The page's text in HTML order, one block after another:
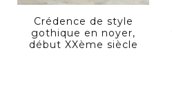
Crédence de style
gothique en noyer,
début XXème siècle